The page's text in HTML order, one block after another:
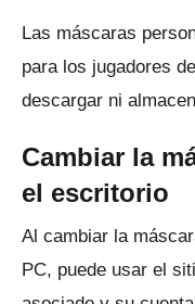
Las máscaras
para los jugadores
descargar ni
Cambiar la
el escritorio
Al cambiar la
PC, puede usar el